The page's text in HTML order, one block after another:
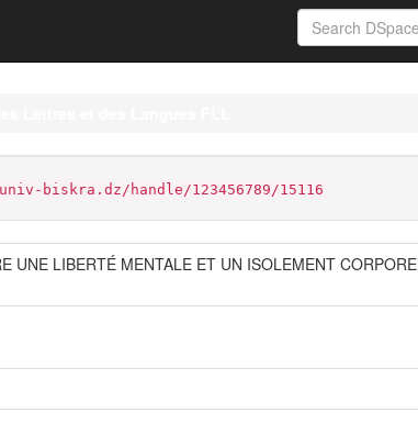
biskra.dz/handle/123456789/15116
UNE LIBERTÉ MENTALE ET UN ISOLEMENT